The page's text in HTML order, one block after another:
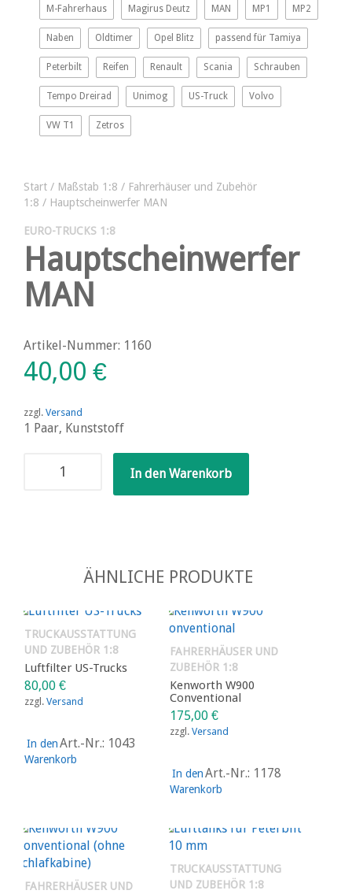
M-Fahrerhaus Magirus Deutz MAN MP1 MP2
Naben Oldtimer Opel Blitz passend für Tamiya
Peterbilt Reifen Renault Scania Schrauben
Tempo Dreirad Unimog US-Truck Volvo
VW T1 Zetros
Start / Maßstab 1:8 / Fahrerhäuser und Zubehör
1:8 / Hauptscheinwerfer MAN
EURO-TRUCKS 1:8
Hauptscheinwerfer
MAN
Artikel-Nummer: 1160
40,00 €
zzgl. Versand
1 Paar, Kunststoff
In den Warenkorb
ÄHNLICHE PRODUKTE
TRUCKAUSSTATTUNG
UND ZUBEHÖR 1:8
Luftfilter US-Trucks
80,00 €
zzgl. Versand
In den
Warenkorb
Art.-Nr.: 1043
FAHRERHÄUSER UND
ZUBEHÖR 1:8
Kenworth W900
Conventional
175,00€
zzgl.Versand
In den
Warenkorb
Art.-Nr.: 1178
FAHRERHÄUSER UND
TRUCKAUSSTATTUNG
UND ZUBEHÖR 1:8